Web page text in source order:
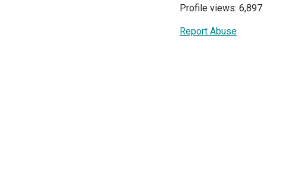
Profile views: 6,897
Report Abuse